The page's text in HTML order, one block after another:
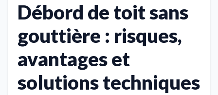
Débord de toit sans
gouttière : risques,
avantages et
solutions techniques